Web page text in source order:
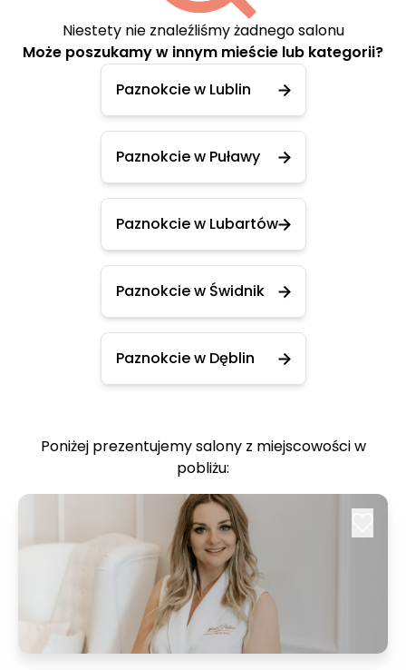
Niestety nie znaleźliśmy żadnego salonu
Może poszukamy w innym mieście lub kategorii?
Paznokcie w Lublin
Paznokcie w Puławy
Paznokcie w Lubartów
Paznokcie w Świdnik
Paznokcie w Dęblin
Poniżej prezentujemy salony z miejscowości w
pobliżu: